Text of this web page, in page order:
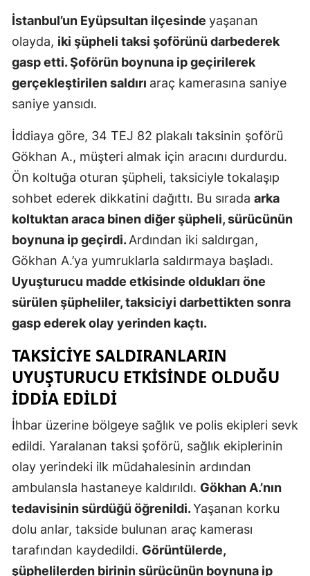
Erzurum
Eskişehir
Gaziantep
Gümüşhane
Hakkari
Hatay
Isparta
Mersin
İstanbul
Kastamonu
Kırklareli
Kırşehir
Kocaeli
Konya
Malatya
İstanbul’un Eyüpsultan ilçesinde yaşanan
olayda, iki şüpheli taksi şoförünü darbederek
gasp etti. Şoförün boynuna ip geçirilerek
gerçekleştirilen saldırı araç kamerasına saniye
saniye yansıdı.
İddiaya göre, 34 TEJ 82 plakalı taksinin şoförü
Gökhan A., müşteri almak için aracını durdurdu.
Ön koltuğa oturan şüpheli, taksiciyle tokalaşıp
sohbet ederek dikkatini dağıttı. Bu sırada arka
koltuktan araca binen diğer şüpheli, sürücünün
boynuna ip geçirdi.Ardından iki saldırgan,
Gökhan A.’ya yumruklarla saldırmaya başladı.
Uyuşturucu madde etkisinde oldukları öne
sürülen şüpheliler, taksiciyi darbettikten sonra
gasp ederek olay yerinden kaçtı.
TAKSICIYE SALDIRANLARIN
UYUŞTURUCU ETKISINDE OLDUĞU
IDDIA EDILDI
İhbar üzerine bölgeye sağlık ve polis ekipleri sevk
edildi. Yaralanan taksi şoförü, sağlık ekiplerinin
olay yerindeki ilk müdahalesinin ardından
ambulansla hastaneye kaldırıldı. Gökhan A.’nın
tedavisinin sürdüğü öğrenildi.Yaşanan korku
dolu anlar, takside bulunan araç kamerası
tarafından kaydedildi. Görüntülerde,
şüphelilerden birinin sürücünün boynuna ip